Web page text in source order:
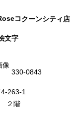
コクーンシティ店
330-0843
263-1
２階